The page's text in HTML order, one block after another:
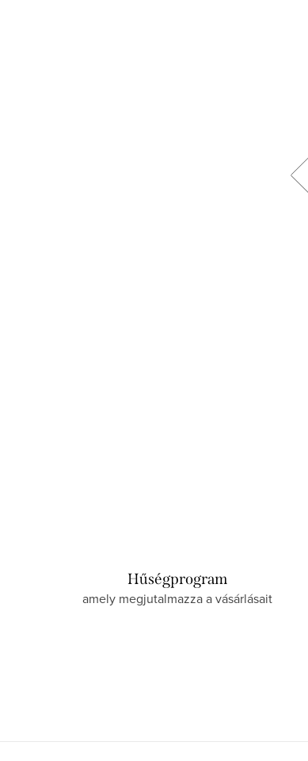
Hűségprogram
amely megjutalmazza a vásárlásait